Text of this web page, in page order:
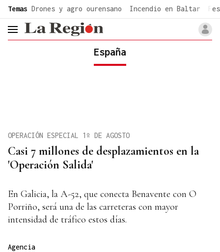
Temas Drones y agro ourensano Incendio en Baltar
header.menu.open
España
Casi 7 millones de desplazamientos en la
'Operación Salida'
OPERACIÓN ESPECIAL 1º DE AGOSTO
En Galicia, la A-52, que conecta Benavente con O
Porriño, será una de las carreteras con mayor
intensidad de tráfico estos días.
Agencia